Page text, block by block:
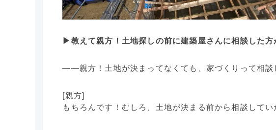
▶︎教えて親方！土地探しの前に建築屋さんに相談した方
――親方！土地が決まってなくても、家づくりって相談
[親方]
もちろんです！むしろ、土地が決まる前から相談してい